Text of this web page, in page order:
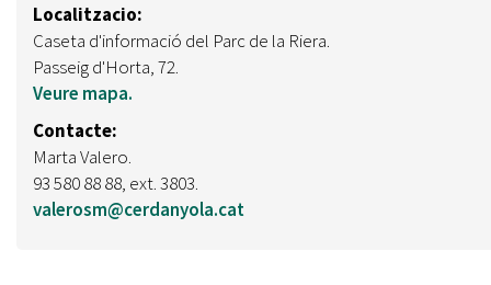
Localitzacio:
Caseta d'informació del Parc de la Riera.
Passeig d'Horta, 72.
Veure mapa.
Contacte:
Marta Valero.
93 580 88 88, ext. 3803.
valerosm@cerdanyola.cat